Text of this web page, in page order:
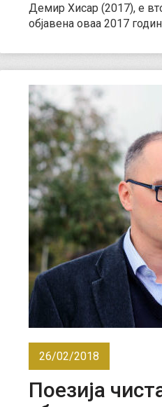
Демир Хисар (2017), е
објавена оваа 2017
26/02/2018
Поезија